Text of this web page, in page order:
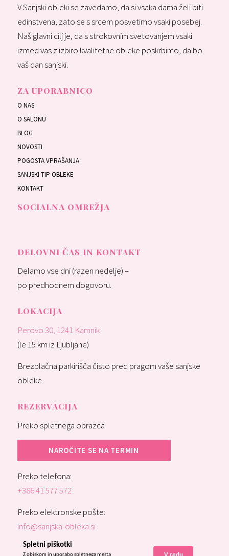
V Sanjski obleki se zavedamo, da si vsaka dama želi biti
edinstvena, zato se s srcem posvetimo vsaki posebej.
Naš glavni cilj je, da s strokovnim svetovanjem vsaki
izmed vas z izbiro kvalitetne obleke poskrbimo, da bo
vaš dan sanjski.
ZA UPORABNICO
O NAS
O SALONU
BLOG
NOVOSTI
POGOSTA VPRAŠANJA
SANJSKI TIP OBLEKE
KONTAKT
SOCIALNA OMREŽJA
DELOVNI ČAS IN KONTAKT
Delamo vse dni (razen nedelje) –
po predhodnem dogovoru.
LOKACIJA
Perovo 30, 1241 Kamnik
(le 15 km iz Ljubljane)
Brezplačna parkirišča čisto pred pragom vaše sanjske
obleke.
REZERVACIJA
Preko spletnega obrazca
NAROČITE SE NA TERMIN
Preko telefona:
+386 41 577 572
Preko elektronske pošte:
info@sanjska-obleka.si
Spletni piškotki
Z obiskom in uporabo spletnega mesta